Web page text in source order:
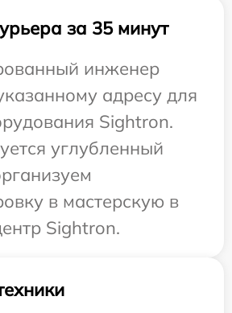
за 35 минут
инженер
адресу для
Sightron.
углубленный
в мастерскую в
Sightron.